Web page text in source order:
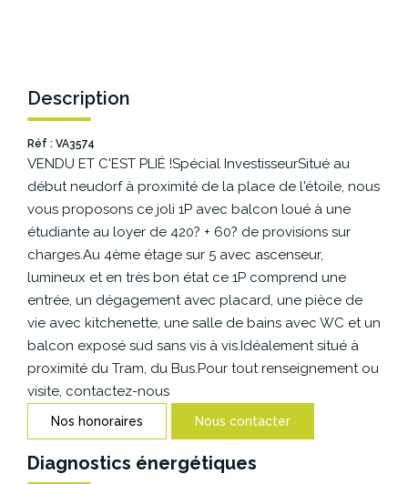
ESPACE BAILLEURS
ESPACE VENDEUR
CONTACT
Description
Réf : VA3574
VENDU ET C'EST PLIÉ !Spécial InvestisseurSitué au
début neudorf à proximité de la place de l'étoile, nous
vous proposons ce joli 1P avec balcon loué à une
étudiante au loyer de 420? + 60? de provisions sur
charges.Au 4ème étage sur 5 avec ascenseur,
lumineux et en très bon état ce 1P comprend une
entrée, un dégagement avec placard, une pièce de
vie avec kitchenette, une salle de bains avec WC et un
balcon exposé sud sans vis à vis.Idéalement situé à
proximité du Tram, du Bus.Pour tout renseignement ou
visite, contactez-nous
Nos honoraires Nous contacter
Diagnostics énergétiques